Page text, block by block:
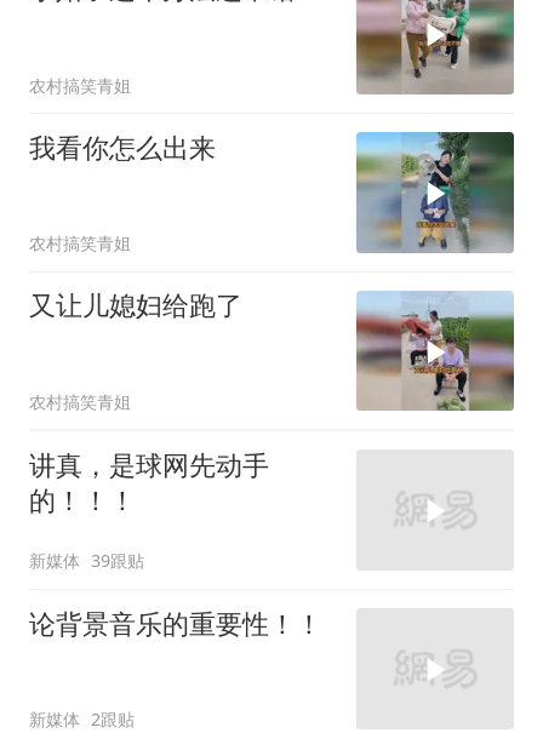
农村搞笑青姐
我看你怎么出来
农村搞笑青姐
又让儿媳妇给跑了
农村搞笑青姐
讲真，是球网先动手
的！！！
新媒体 39跟贴
论背景音乐的重要性！！
新媒体 2跟贴